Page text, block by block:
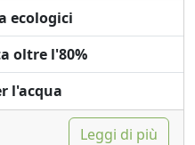
ecologici
oltre l'80%
l'acqua
Leggi di più